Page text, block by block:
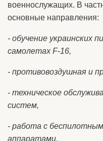
военнослужащих. В
основные направления:
- обучение украинских
самолетах F-16,
- противовоздушная и
- техническое
систем,
- работа с
аппаратами.